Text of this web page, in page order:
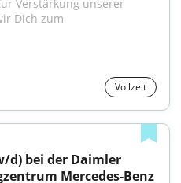
Verstärkung unserer
Dich zum
Vollzeit
d) bei der Daimler